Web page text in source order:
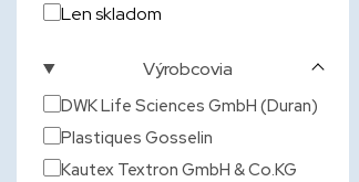
Len skladom
Výrobcovia
DWK Life Sciences GmbH (Duran)
Plastiques Gosselin
Kautex Textron GmbH & Co.KG